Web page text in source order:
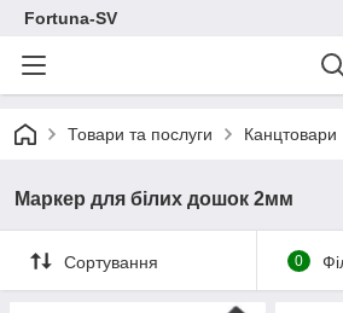
Fortuna-SV
Товари та послуги Канцтовари
Маркер для білих дошок 2мм
Сортування 0